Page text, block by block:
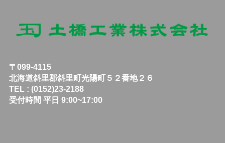
〒099-4115
北海道斜里郡斜里町光陽町５２番地２６
TEL : (0152)23-2188
受付時間 平日 9:00~17:00